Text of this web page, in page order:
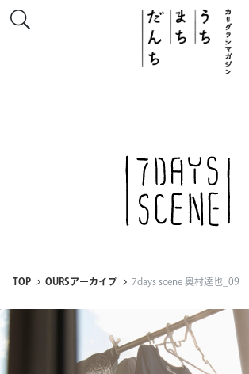
このサイトについて
# うち
# だんち
ちず
特集
TOP OURSアーカイブ 7days scene 奥村達也_09